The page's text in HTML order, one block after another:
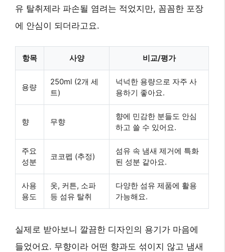
유 탈취제라 파손될 염려는 적었지만, 꼼꼼한 포장
에 안심이 되더라고요.
항목 사양 비교/평가
용량
250ml (2개 세
트)
넉넉한 용량으로 자주 사
용하기 좋아요.
향 무향
향에 민감한 분들도 안심
하고 쓸 수 있어요.
주요
성분
코코펩 (추정)
섬유 속 냄새 제거에 특화
된 성분 같아요.
사용
용도
옷, 커튼, 소파
등 섬유 탈취
다양한 섬유 제품에 활용
가능해요.
실제로 받아보니 깔끔한 디자인의 용기가 마음에
들었어요. 무향이라 어떤 향과도 섞이지 않고 냄새